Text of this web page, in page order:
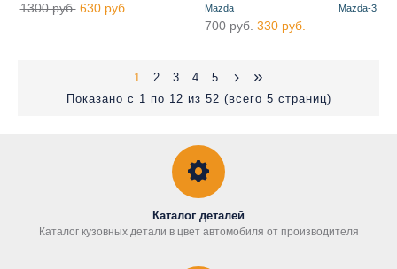
1300 руб. 630 руб. Mazda Mazda-3
700 руб. 330 руб.
1 2 3 4
5
Показано с 1 по 12 из 52 (всего 5 страниц)
Каталог деталей
Каталог кузовных детали в цвет автомобиля от производителя